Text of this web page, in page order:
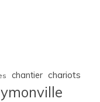
chantier chariots